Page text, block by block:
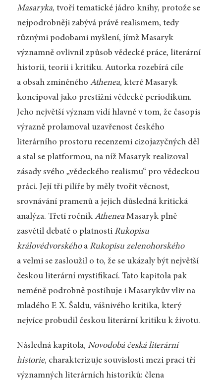
Masaryka, tvoří tematické jádro knihy, protože se
nejpodrobněji zabývá právě realismem, tedy
různými podobami myšlení, jímž Masaryk
významně ovlivnil způsob vědecké práce, literární
historii, teorii i kritiku. Autorka rozebírá cíle
a obsah zmíněného Athenea, které Masaryk
koncipoval jako prestižní vědecké periodikum.
Jeho největší význam vidí hlavně v tom, že časopis
výrazně prolamoval uzavřenost českého
literárního prostoru recenzemi cizojazyčných děl
a stal se platformou, na níž Masaryk realizoval
zásady svého „vědeckého realismu“ pro vědeckou
práci. Její tři pilíře by měly tvořit věcnost,
srovnávání pramenů a jejich důsledná kritická
analýza. Třetí ročník AtheneaMasaryk plně
zasvětil debatě o platnosti Rukopisu
královédvorskéhoa Rukopisu zelenohorského
a velmi se zasloužil o to, že se ukázaly být největší
českou literární mystifikací. Tato kapitola pak
neméně podrobně postihuje i Masarykův vliv na
mladého F. X. Šaldu, vášnivého kritika, který
nejvíce probudil českou literární kritiku k životu.
Následná kapitola, Novodobá česká literární
historie, charakterizuje souvislosti mezi prací tří
významných literárních historiků: člena